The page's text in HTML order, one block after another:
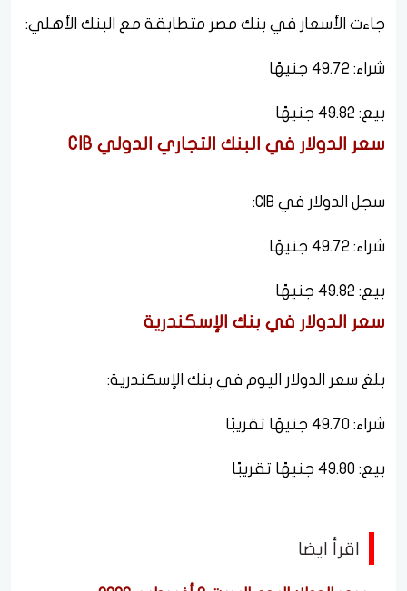
جاءت الأسعار في بنك مصر متطابقة مع البنك الأهلي:
شراء: 49.72 جنيهًا
بيع: 49.82 جنيهًا
سعر الدولار في البنك التجاري الدولي CIB
سجل الدولار في CIB:
شراء: 49.72 جنيهًا
بيع: 49.82 جنيهًا
سعر الدولار في بنك الإسكندرية
بلغ سعر الدولار اليوم في بنك الإسكندرية:
شراء: 49.70 جنيهًا تقريبًا
بيع: 49.80 جنيهًا تقريبًا
اقرأ ايضا